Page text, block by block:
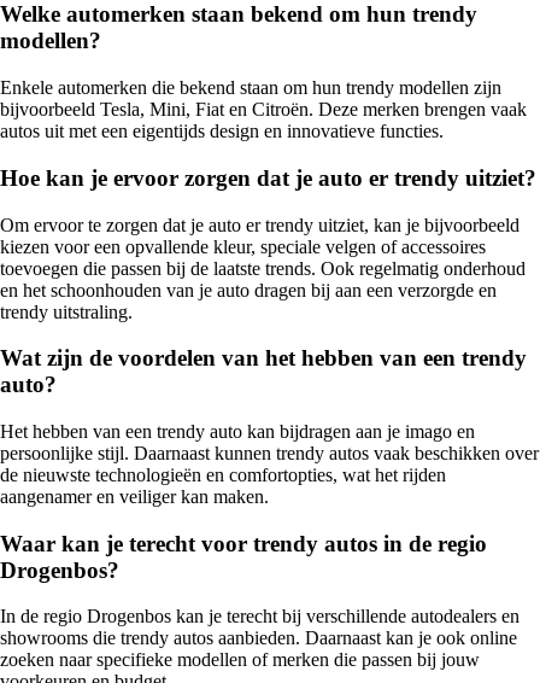
Welke automerken staan bekend om hun trendy
modellen?
Enkele automerken die bekend staan om hun trendy modellen zijn
bijvoorbeeld Tesla, Mini, Fiat en Citroën. Deze merken brengen vaak
autos uit met een eigentijds design en innovatieve functies.
Hoe kan je ervoor zorgen dat je auto er trendy uitziet?
Om ervoor te zorgen dat je auto er trendy uitziet, kan je bijvoorbeeld
kiezen voor een opvallende kleur, speciale velgen of accessoires
toevoegen die passen bij de laatste trends. Ook regelmatig onderhoud
en het schoonhouden van je auto dragen bij aan een verzorgde en
trendy uitstraling.
Wat zijn de voordelen van het hebben van een trendy
auto?
Het hebben van een trendy auto kan bijdragen aan je imago en
persoonlijke stijl. Daarnaast kunnen trendy autos vaak beschikken over
de nieuwste technologieën en comfortopties, wat het rijden
aangenamer en veiliger kan maken.
Waar kan je terecht voor trendy autos in de regio
Drogenbos?
In de regio Drogenbos kan je terecht bij verschillende autodealers en
showrooms die trendy autos aanbieden. Daarnaast kan je ook online
zoeken naar specifieke modellen of merken die passen bij jouw